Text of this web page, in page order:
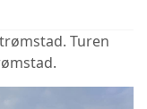
Turen